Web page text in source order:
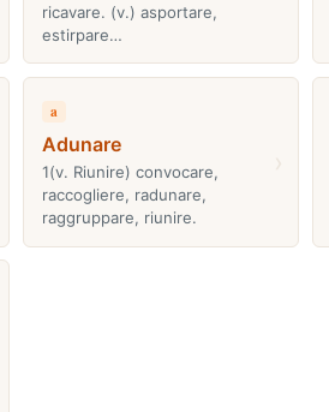
ricavare. (v.) asportare,
estirpare…
a
Adunare
1(v. Riunire) convocare,
raccogliere, radunare,
raggruppare, riunire.